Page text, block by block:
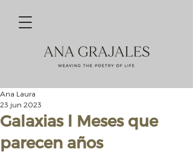
Galaxias l Meses que
parecen años
Ana Laura
23 jun 2023